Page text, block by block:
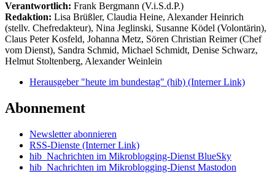
Verantwortlich: Frank Bergmann (V.i.S.d.P.)
Redaktion: Lisa Brüßler, Claudia Heine, Alexander Heinrich
(stellv. Chefredakteur), Nina Jeglinski, Susanne Ködel (Volontärin),
Claus Peter Kosfeld, Johanna Metz, Sören Christian Reimer (Chef
vom Dienst), Sandra Schmid, Michael Schmidt, Denise Schwarz,
Helmut Stoltenberg, Alexander Weinlein
Herausgeber "heute im bundestag" (hib) (Interner Link)
Abonnement
Newsletter abonnieren
RSS-Dienste (Interner Link)
hib_Nachrichten im Mikroblogging-Dienst BlueSky
hib_Nachrichten im Mikroblogging-Dienst Mastodon